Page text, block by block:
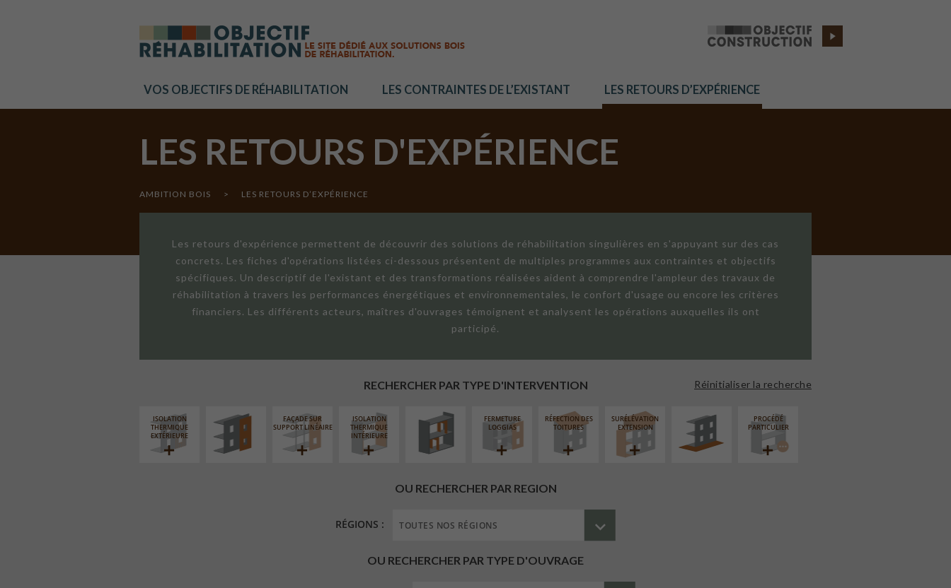
VOS OBJECTIFS DE RÉHABILITATION LES CONTRAINTES DE L’EXISTANT LES RETOURS D’EXPÉRIENCE
LES RETOURS D'EXPÉRIENCE
AMBITION BOIS > LES RETOURS D’EXPÉRIENCE
Les retours d'expérience permettent de découvrir des solutions de réhabilitation singulières en s'appuyant sur des cas
concrets. Les fiches d'opérations listées ci-dessous présentent de multiples programmes aux contraintes et objectifs
spécifiques. Un descriptif de l'existant et des transformations réalisées aident à comprendre l'ampleur des travaux de
réhabilitation à travers les performances énergétiques et environnementales, le confort d'usage ou encore les critères
financiers. Les différents acteurs, maîtres d'ouvrages témoignent et analysent les opérations auxquelles ils ont
participé.
RECHERCHER PAR TYPE D'INTERVENTION Réinitialiser la recherche
ISOLATION
THERMIQUE
EXTÉRIEURE
FAÇADE SUR
SUPPORT LINÉAIRE
ISOLATION
THERMIQUE
INTÉRIEURE
FERMETURE
LOGGIAS
RÉFECTION DES
TOITURES
SURÉLÉVATION
EXTENSION
PROCÉDÉ
PARTICULIER
OU RECHERCHER PAR REGION
RÉGIONS :
OU RECHERCHER PAR TYPE D'OUVRAGE